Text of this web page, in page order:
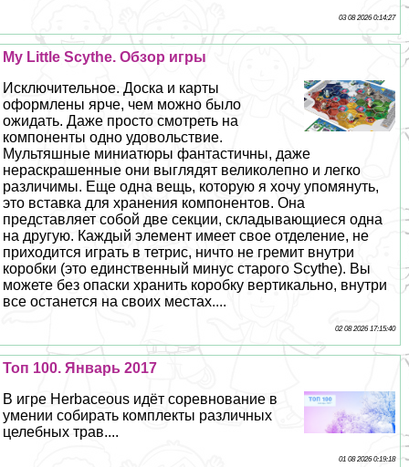
03 08 2026 0:14:27
My Little Scythe. Обзор игры
Исключительное. Доска и карты
оформлены ярче, чем можно было
ожидать. Даже просто смотреть на
компоненты одно удовольствие.
Мультяшные миниатюры фантастичны, даже
нераскрашенные они выглядят великолепно и легко
различимы. Еще одна вещь, которую я хочу упомянуть,
это вставка для хранения компонентов. Она
представляет собой две секции, складывающиеся одна
на другую. Каждый элемент имеет свое отделение, не
приходится играть в тетрис, ничто не гремит внутри
коробки (это единственный минус старого Scythe). Вы
можете без опаски хранить коробку вертикально, внутри
все останется на своих местах....
02 08 2026 17:15:40
Топ 100. Январь 2017
В игре Herbaceous идёт соревнование в
умении собирать комплекты различных
целебных трав....
01 08 2026 0:19:18